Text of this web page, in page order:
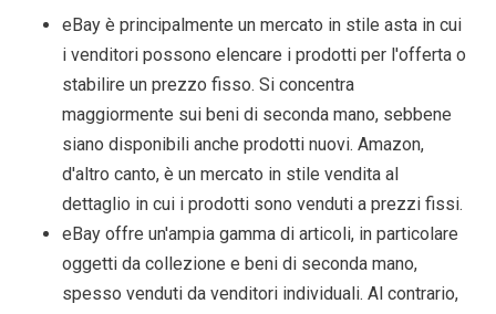
eBay è principalmente un mercato in stile asta in cui
i venditori possono elencare i prodotti per l'offerta o
stabilire un prezzo fisso. Si concentra
maggiormente sui beni di seconda mano, sebbene
siano disponibili anche prodotti nuovi. Amazon,
d'altro canto, è un mercato in stile vendita al
dettaglio in cui i prodotti sono venduti a prezzi fissi.
eBay offre un'ampia gamma di articoli, in particolare
oggetti da collezione e beni di seconda mano,
spesso venduti da venditori individuali. Al contrario,